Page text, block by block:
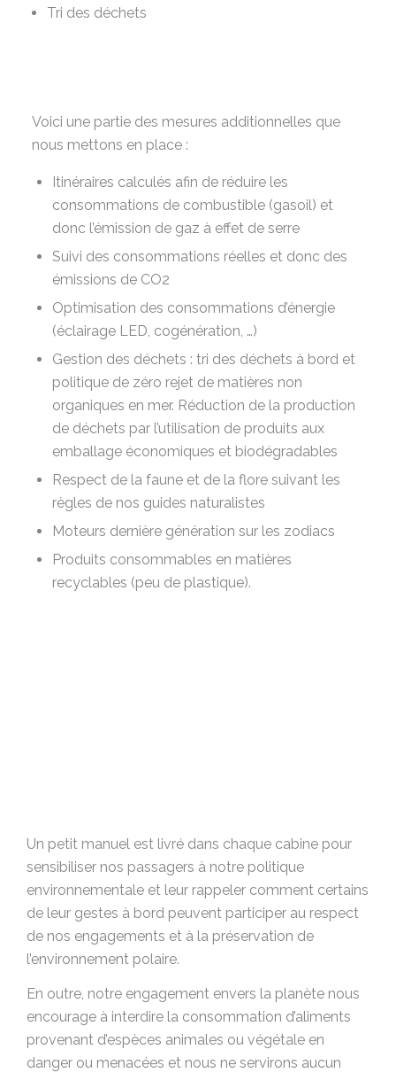
Tri des déchets
Voici une partie des mesures additionnelles que
nous mettons en place :
Itinéraires calculés afin de réduire les
consommations de combustible (gasoil) et
donc l’émission de gaz à effet de serre
Suivi des consommations réelles et donc des
émissions de CO2
Optimisation des consommations d’énergie
(éclairage LED, cogénération, …)
Gestion des déchets : tri des déchets à bord et
politique de zéro rejet de matières non
organiques en mer. Réduction de la production
de déchets par l’utilisation de produits aux
emballage économiques et biodégradables
Respect de la faune et de la flore suivant les
règles de nos guides naturalistes
Moteurs dernière génération sur les zodiacs
Produits consommables en matières
recyclables (peu de plastique).
Un petit manuel est livré dans chaque cabine pour
sensibiliser nos passagers à notre politique
environnementale et leur rappeler comment certains
de leur gestes à bord peuvent participer au respect
de nos engagements et à la préservation de
l’environnement polaire.
En outre, notre engagement envers la planète nous
encourage à interdire la consommation d’aliments
provenant d’espèces animales ou végétale en
danger ou menacées et nous ne servirons aucun